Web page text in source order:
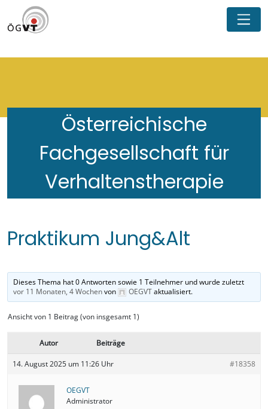
Österreichische
Fachgesellschaft für
Verhaltenstherapie
Praktikum Jung&Alt
Dieses Thema hat 0 Antworten sowie 1 Teilnehmer und wurde zuletzt
vor 11 Monaten, 4 Wochenvon OEGVTaktualisiert.
Ansicht von 1 Beitrag (von insgesamt 1)
Autor Beiträge
14. August 2025 um 11:26 Uhr #18358
OEGVT
Administrator